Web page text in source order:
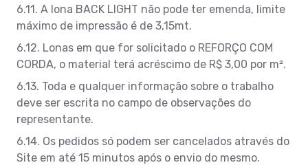
6.11. A lona BACK LIGHT não pode ter emenda, limite
máximo de impressão é de 3,15mt.
6.12. Lonas em que for solicitado o REFORÇO COM
CORDA, o material terá acréscimo de R$ 3,00 por m².
6.13. Toda e qualquer informação sobre o trabalho
deve ser escrita no campo de observações do
representante.
6.14. Os pedidos só podem ser cancelados através do
Site em até 15 minutos após o envio do mesmo.